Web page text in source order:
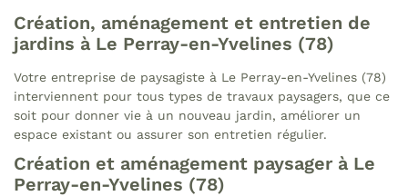
Création, aménagement et entretien de
jardins à Le Perray-en-Yvelines (78)
Votre entreprise de paysagiste à Le Perray-en-Yvelines (78)
interviennent pour tous types de travaux paysagers, que ce
soit pour donner vie à un nouveau jardin, améliorer un
espace existant ou assurer son entretien régulier.
Création et aménagement paysager à Le
Perray-en-Yvelines (78)